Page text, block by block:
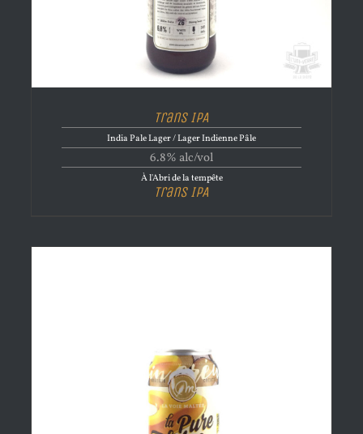
Trans IPA
India Pale Lager / Lager Indienne Pâle
6.8% alc/vol
À l'Abri de la tempête
Trans IPA